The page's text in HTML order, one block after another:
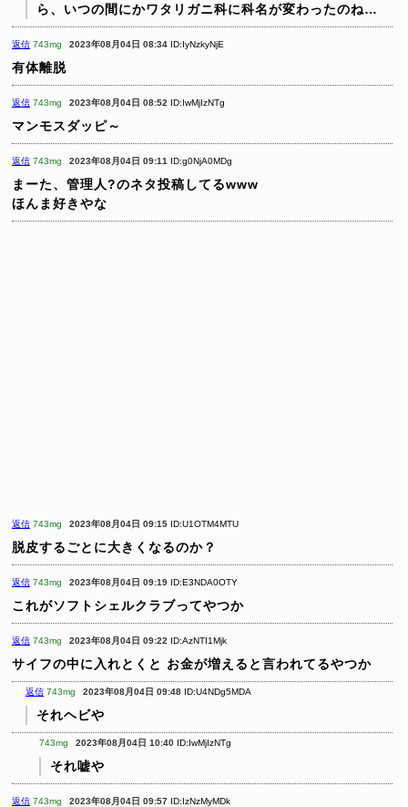
ら、いつの間にかワタリガニ科に科名が変わったのね…
返信 743mg 2023年08月04日 08:34 ID:IyNzkyNjE
有体離脱
返信 743mg 2023年08月04日 08:52 ID:IwMjIzNTg
マンモスダッピ～
返信 743mg 2023年08月04日 09:11 ID:g0NjA0MDg
まーた、管理人?のネタ投稿してるwww
ほんま好きやな
返信 743mg 2023年08月04日 09:15 ID:U1OTM4MTU
脱皮するごとに大きくなるのか？
返信 743mg 2023年08月04日 09:19 ID:E3NDA0OTY
これがソフトシェルクラブってやつか
返信 743mg 2023年08月04日 09:22 ID:AzNTI1Mjk
サイフの中に入れとくと お金が増えると言われてるやつか
返信 743mg 2023年08月04日 09:48 ID:U4NDg5MDA
それヘビや
743mg 2023年08月04日 10:40 ID:IwMjIzNTg
それ嘘や
返信 743mg 2023年08月04日 09:57 ID:IzNzMyMDk